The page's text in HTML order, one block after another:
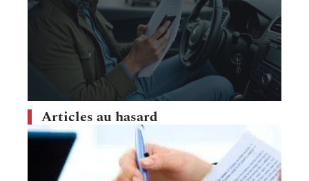
Articles au hasard